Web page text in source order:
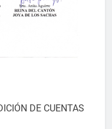
DE CUENTAS